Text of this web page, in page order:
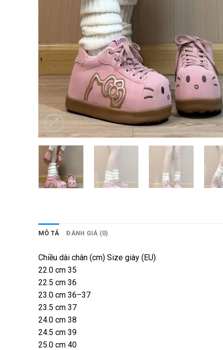
MÔ TẢ ĐÁNH GIÁ (0)
Chiều dài chân (cm) Size giày (EU)
22.0 cm 35
22.5 cm 36
23.0 cm 36–37
23.5 cm 37
24.0 cm 38
24.5 cm 39
25.0 cm 40